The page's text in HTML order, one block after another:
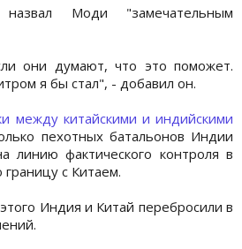
Моди "замечательным
они думают, что это поможет.
я бы стал", - добавил он.
между китайскими и индийскими
пехотных батальонов Индии
линию фактического контроля в
с Китаем.
Индия и Китай перебросили в